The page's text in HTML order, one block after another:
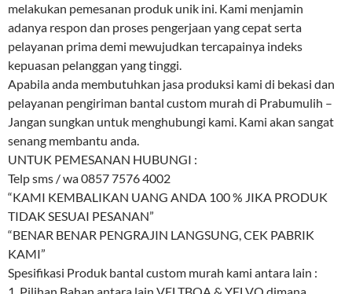
melakukan pemesanan produk unik ini. Kami menjamin
adanya respon dan proses pengerjaan yang cepat serta
pelayanan prima demi mewujudkan tercapainya indeks
kepuasan pelanggan yang tinggi.
Apabila anda membutuhkan jasa produksi kami di bekasi dan
pelayanan pengiriman bantal custom murah di Prabumulih –
Jangan sungkan untuk menghubungi kami. Kami akan sangat
senang membantu anda.
UNTUK PEMESANAN HUBUNGI :
Telp sms / wa 0857 7576 4002
“KAMI KEMBALIKAN UANG ANDA 100 % JIKA PRODUK
TIDAK SESUAI PESANAN”
“BENAR BENAR PENGRAJIN LANGSUNG, CEK PABRIK
KAMI”
Spesifikasi Produk bantal custom murah kami antara lain :